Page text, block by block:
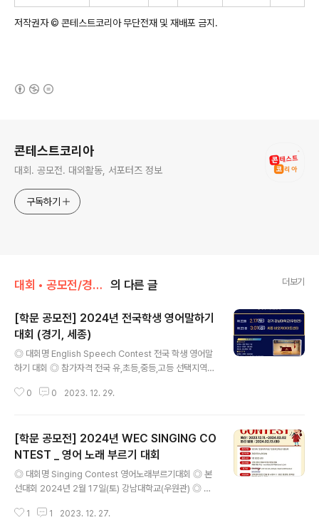
저작권자 © 콘테스트코리아 무단전재 및 재배포 금지.
콘테스트코리아
대회. 공모전. 대외활동, 서포터즈 정보
구독하기
대회 • 공모전/경시 • 학문 • 논문 의 다른 글 더보기
[학문 공모전] 2024년 전국학생 영어말하기
대회 (경기, 세종)
◎ 대회명 English Speech Contest 전국 학생 영어말
하기 대회 ◎ 참가자격 전국 유,초등,중등,고등 선택지역
강남대학교(우원관) (경기도 용인시 기흥구 강남로 40) -
초3 ~ 초5 : 1분30초 초6 ~ 중고등 : 2분 ◎ 발표주제 유
아 ~ 초2 : 자유주제 초3이상 : 사회복지에 관한 나의 생각
발표 (교육복지, 의료복지, 장애인복지, 노인복지) ◎ 접수
방법 홈페이지 신청서 양식 작성 및 송부 * 메일접수 : wor
ldec2017@naver.com * 신청서 양식 다운로드 http
s://blog.n..
0 0 2023. 12. 29.
[학문 공모전] 2024년 WEC SINGING CO
NTEST _ 영어 노래 부르기 대회
◎ 대회명 Singing Contest 영어노래부르기대회 ◎ 본
선대회 2024년 2월 17일(토) 강남대학교(우원관) ◎ 참
기간 : 2023.12.11 ~ 2024.02.02(23시59분까지 접수
1 1 2023. 12. 27.